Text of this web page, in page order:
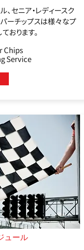
、セニア・レディースク
ーチップスは様々なプ
おります。
Chips
Service
ュール